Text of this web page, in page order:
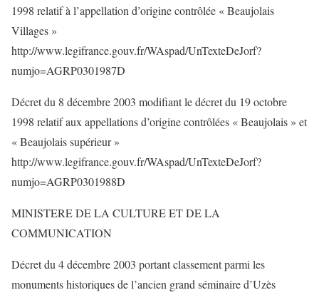
1998 relatif à l’appellation d’origine contrôlée « Beaujolais
Villages »
http://www.legifrance.gouv.fr/WAspad/UnTexteDeJorf?
numjo=AGRP0301987D
Décret du 8 décembre 2003 modifiant le décret du 19 octobre
1998 relatif aux appellations d’origine contrôlées « Beaujolais » et
« Beaujolais supérieur »
http://www.legifrance.gouv.fr/WAspad/UnTexteDeJorf?
numjo=AGRP0301988D
MINISTERE DE LA CULTURE ET DE LA
COMMUNICATION
Décret du 4 décembre 2003 portant classement parmi les
monuments historiques de l’ancien grand séminaire d’Uzès